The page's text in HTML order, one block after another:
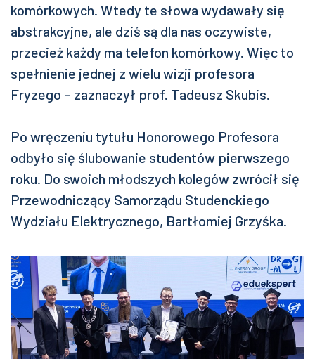
komórkowych. Wtedy te słowa wydawały się
abstrakcyjne, ale dziś są dla nas oczywiste,
przecież każdy ma telefon komórkowy. Więc to
spełnienie jednej z wielu wizji profesora
Fryzego – zaznaczył prof. Tadeusz Skubis.
Po wręczeniu tytułu Honorowego Profesora
odbyło się ślubowanie studentów pierwszego
roku. Do swoich młodszych kolegów zwrócił się
Przewodniczący Samorządu Studenckiego
Wydziału Elektrycznego, Bartłomiej Grzyśka.